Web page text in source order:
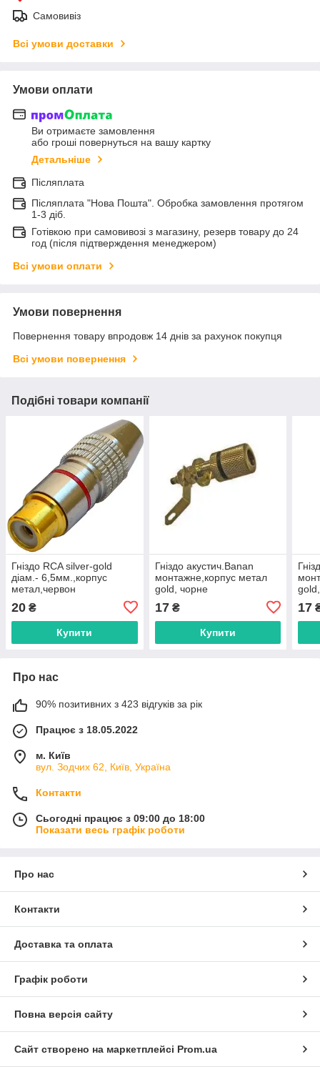
Самовивіз
Всі умови доставки
Умови оплати
Ви отримаєте замовлення
або гроші повернуться на вашу картку
Детальніше
Післяплата
Післяплата "Нова Пошта". Обробка замовлення протягом
1-3 діб.
Готівкою при самовивозі з магазину, резерв товару до 24
год (після підтверждення менеджером)
Всі умови оплати
Умови повернення
Повернення товару впродовж 14 днів за рахунок покупця
Всі умови повернення
Подібні товари компанії
Гніздо RCA silver-gold
діам.- 6,5мм.,корпус
метал,червон
20 ₴
Купити
Гніздо акустич.Banan
монтажне,корпус метал
gold, чорне
17₴
Купити
17
Про нас
90% позитивних з 423 відгуків за рік
Працює з 18.05.2022
м. Київ
вул. Зодчих 62, Київ, Україна
Контакти
Сьогодні працює з 09:00 до 18:00
Показати весь графік роботи
Про нас
Контакти
Доставка та оплата
Графік роботи
Повна версія сайту
Сайт створено на маркетплейсі Prom.ua